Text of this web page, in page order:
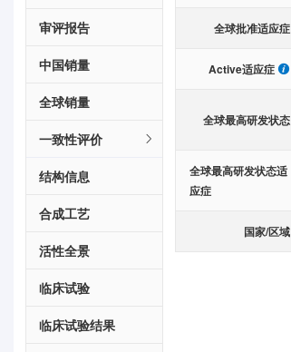
审评报告
中国销量
全球销量
一致性评价
结构信息
合成工艺
活性全景
临床试验
临床试验结果
全球批准适应症
Active适应症
全球最高研发状态
全球最高研发状态适
应症
国家/区域